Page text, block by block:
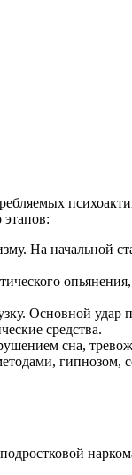
На начальной
Основной удар
средства.
сна,
гипнозом,